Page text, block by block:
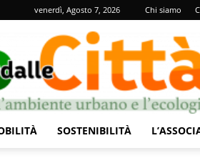
venerdì, Agosto 7, 2026 Chi siamo
SOSTENIBILITÀ